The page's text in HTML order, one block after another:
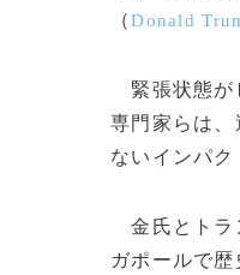
（Donald
緊張状態が
専門家らは
ないインパ
金氏とトラ
ガポールで歴